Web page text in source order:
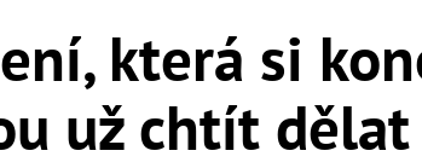
která si
už chtít